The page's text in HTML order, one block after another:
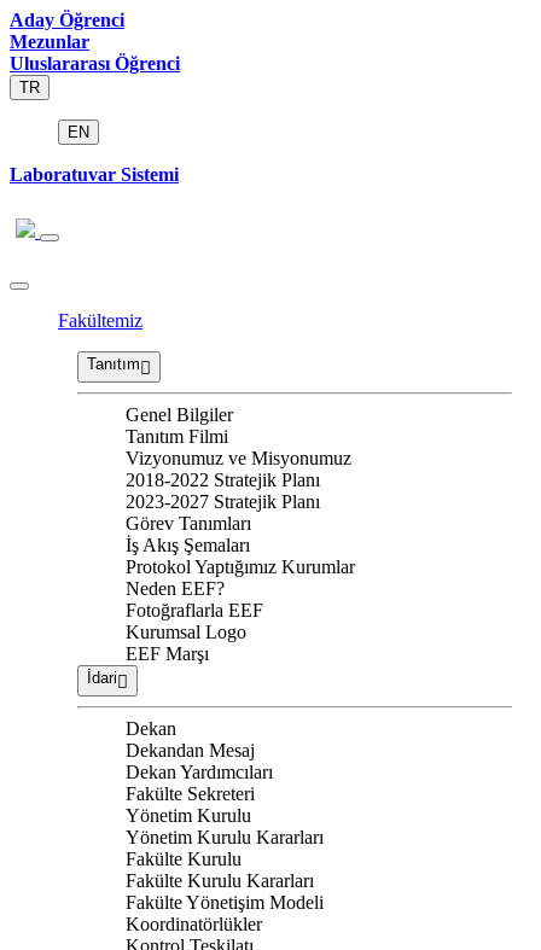
Aday Öğrenci
Mezunlar
Uluslararası Öğrenci
TR
EN
Laboratuvar Sistemi
Fakültemiz
Tanıtım
Genel Bilgiler
Tanıtım Filmi
Vizyonumuz ve Misyonumuz
2018-2022 Stratejik Planı
2023-2027 Stratejik Planı
Görev Tanımları
İş Akış Şemaları
Protokol Yaptığımız Kurumlar
Neden EEF?
Fotoğraflarla EEF
Kurumsal Logo
EEF Marşı
İdari
Dekan
Dekandan Mesaj
Dekan Yardımcıları
Fakülte Sekreteri
Yönetim Kurulu
Yönetim Kurulu Kararları
Fakülte Kurulu
Fakülte Kurulu Kararları
Fakülte Yönetişim Modeli
Koordinatörlükler